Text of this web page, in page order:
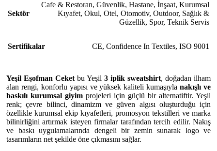
Sektör
Cafe & Restoran, Güvenlik, Hastane, İnşaat, Kurumsal
Kıyafet, Okul, Otel, Otomotiv, Outdoor, Sağlık &
Güzellik, Spor, Teknik Servis
Sertifikalar CE, Confidence In Textiles, ISO 9001
Yeşil Eşofman Ceketbu Yeşil 3 iplik sweatshirt, doğadan ilham
alan rengi, konforlu yapısı ve yüksek kaliteli kumaşıylanakışlı ve
baskılı kurumsal giyim projeleri için güçlü bir alternatiftir. Yeşil
renk; çevre bilinci, dinamizm ve güven algısı oluşturduğu için
özellikle kurumsal ekip kıyafetleri, promosyon tekstilleri ve marka
bilinirliğini artırmak isteyen firmalar tarafından tercih edilir. Nakış
ve baskı uygulamalarında dengeli bir zemin sunarak logo ve
tasarımların net şekilde öne çıkmasını sağlar.